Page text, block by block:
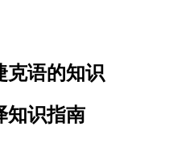
克语的知识
知识指南